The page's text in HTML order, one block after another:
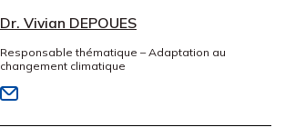
Dr. Vivian DEPOUES
Responsable thématique – Adaptation au
changement climatique